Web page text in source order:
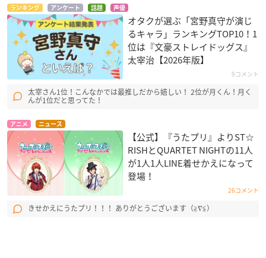
ランキング アンケート 話題 声優
オタクが選ぶ「宮野真守が演じ
るキャラ」ランキングTOP10！1
位は『文豪ストレイドッグス』
太宰治【2026年版】
9コメント
太宰さん1位！こんなかでは最推しだから嬉しい！ 2位が月くん！月く
んが1位だと思ってた！
アニメ ニュース
【公式】『うたプリ』よりST☆
RISHとQUARTET NIGHTの11人
が1人1人LINE着せかえになって
登場！
26コメント
きせかえにうたプリ！！！ ありがとうございます（≧∇≦）